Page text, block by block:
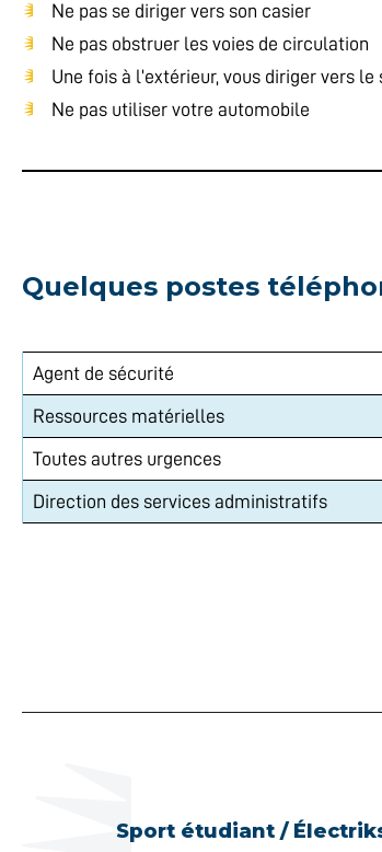
Ne pas se diriger vers son casier
Ne pas obstruer les voies de circulation
Une fois à l’extérieur, vous diriger vers
Ne pas utiliser votre automobile
Quelques postes
Agent de sécurité
Ressources matérielles
Toutes autres urgences
Direction des services administratifs
Sport étudiant /